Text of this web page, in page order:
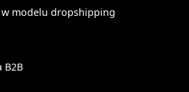
w modelu dropshipping